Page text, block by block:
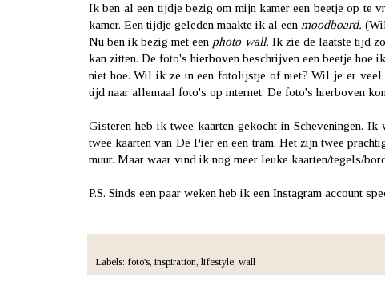
Ik ben al een tijdje bezig om mijn kamer een beetje op te
kamer. Een tijdje geleden maakte ik al een moodboard.
Nu ben ik bezig met een photo wall. Ik zie de laatste tijd
kan zitten. De foto's hierboven beschrijven een beetje
niet hoe. Wil ik ze in een fotolijstje of niet? Wil je er
tijd naar allemaal foto's op internet. De foto's hierboven
Gisteren heb ik twee kaarten gekocht in Scheveningen.
twee kaarten van De Pier en een tram. Het zijn twee
muur. Maar waar vind ik nog meer leuke kaarten/tegels/
P.S. Sinds een paar weken heb ik een Instagram account
Labels: foto's, inspiration, lifestyle, wall